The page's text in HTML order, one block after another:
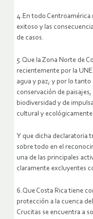
4.En todo
exitoso y las
de casos.
5.Que la Zona Norte de
recientemente por la
agua y paz; y por lo
conservación de
biodiversidad y de
cultural y
Y que dicha declaratoria
sobre todo en el
una de las principales
claramente excluyentes
6.Que Costa Rica tiene
protección a la cuenca
Crucitas se encuentra a